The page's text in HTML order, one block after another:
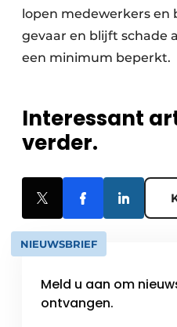
lopen medewerkers en
gevaar en blijft schade
een minimum beperkt.
Interessant
verder.
NIEUWSBRIEF
Meld u aan om
ontvangen.